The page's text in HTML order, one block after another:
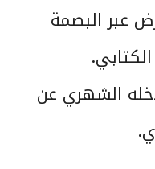
عبر البصمة
الشهري عن